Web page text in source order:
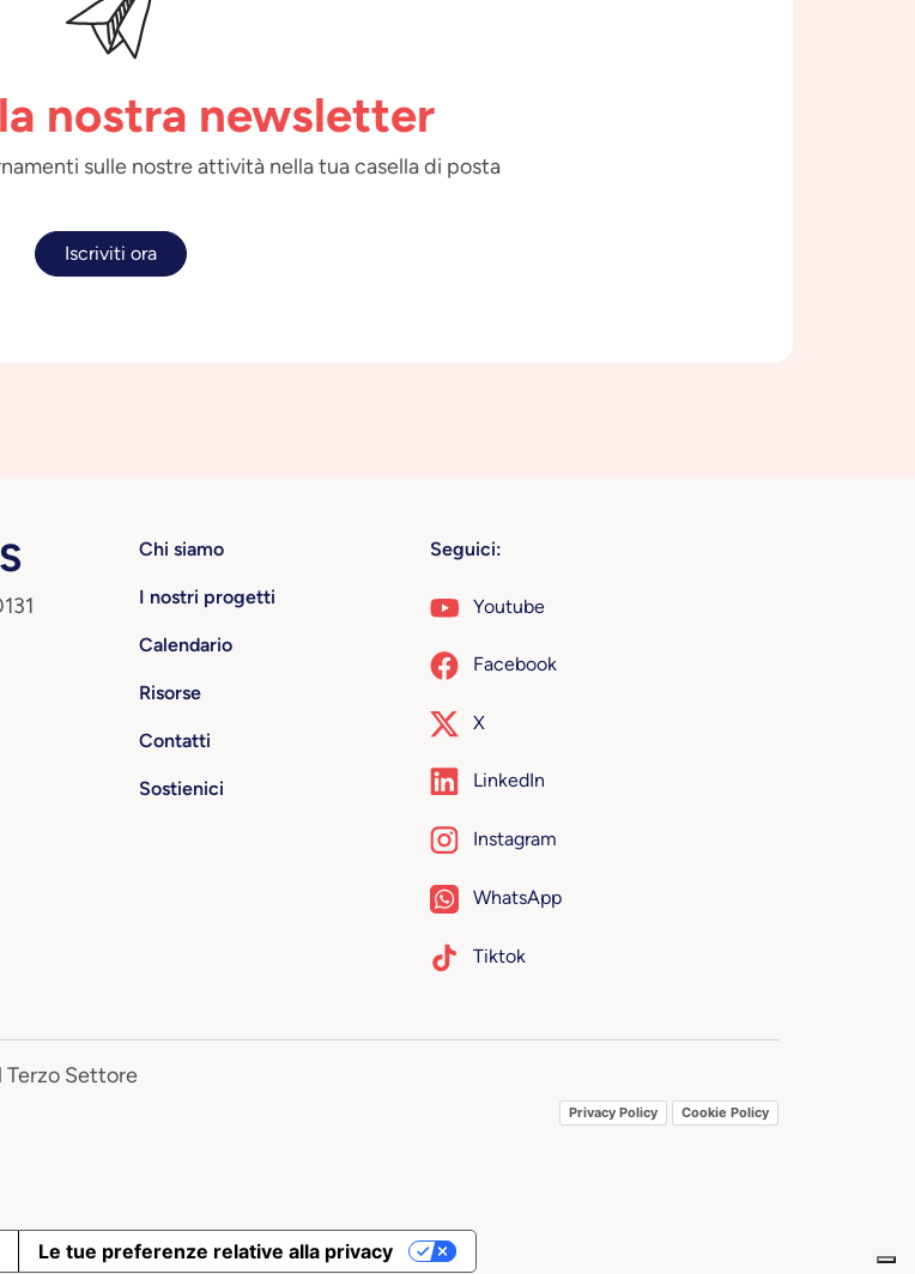
nostra newsletter
sulle nostre attività nella tua casella di posta
Iscriviti ora
Chi siamo
I nostri progetti
Calendario
Risorse
Contatti
Sostienici
Seguici:
Youtube
Facebook
X
LinkedIn
Instagram
WhatsApp
Tiktok
Terzo Settore
Privacy Policy Cookie Policy
Le tue preferenze relative alla privacy